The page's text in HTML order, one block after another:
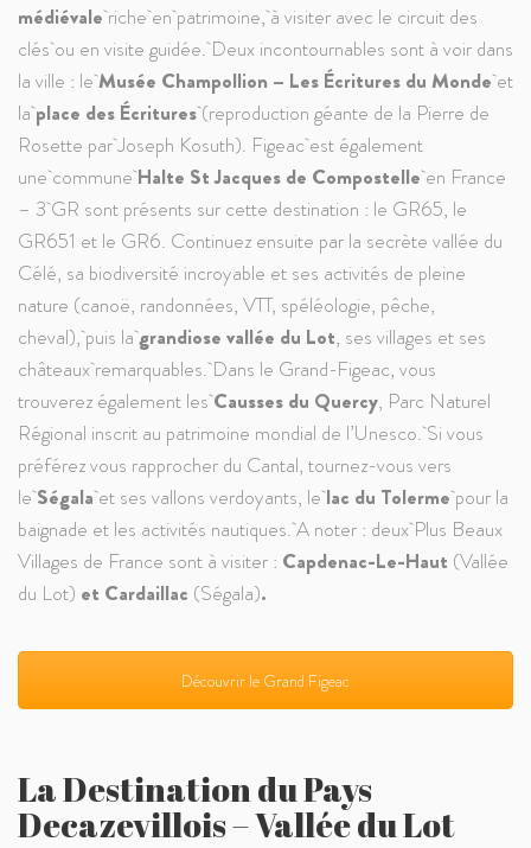
médiévaleriche en patrimoine, à visiter avec le circuit des
clés ou en visite guidée. Deux incontournables sont à voir dans
la ville : leMusée Champollion – Les Écritures du Mondeet
laplace des Écritures(reproduction géante de la Pierre de
Rosette parJoseph Kosuth). Figeac est également
une communeHalte St Jacques de Compostelleen France
– 3 GR sont présents sur cette destination : le GR65, le
GR651 et le GR6. Continuez ensuite par la secrète vallée du
Célé, sa biodiversité incroyable et ses activités de pleine
nature (canoë, randonnées, VTT, spéléologie, pêche,
cheval), puis lagrandiose vallée du Lot, ses villages et ses
châteaux remarquables. Dans le Grand-Figeac, vous
trouverez également lesCausses du Quercy, Parc Naturel
Régional inscrit au patrimoine mondial de l’Unesco. Si vous
préférez vous rapprocher du Cantal, tournez-vous vers
leSégalaet ses vallons verdoyants, lelac du Tolermepour la
baignade et les activités nautiques. A noter : deux Plus Beaux
Villages de France sont à visiter : Capdenac-Le-Haut (Vallée
du Lot) et Cardaillac (Ségala).
Découvrir le Grand Figeac
La Destination du Pays
Decazevillois – Vallée du Lot